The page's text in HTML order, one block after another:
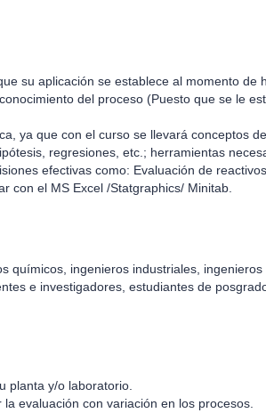
su aplicación se establece al momento
del proceso (Puesto que se le
ya que con el curso se llevará conceptos
regresiones, etc.; herramientas
efectivas como: Evaluación de
con el MS Excel /Statgraphics/ Minitab.
químicos, ingenieros industriales,
e investigadores, estudiantes de
planta y/o laboratorio.
evaluación con variación en los procesos.